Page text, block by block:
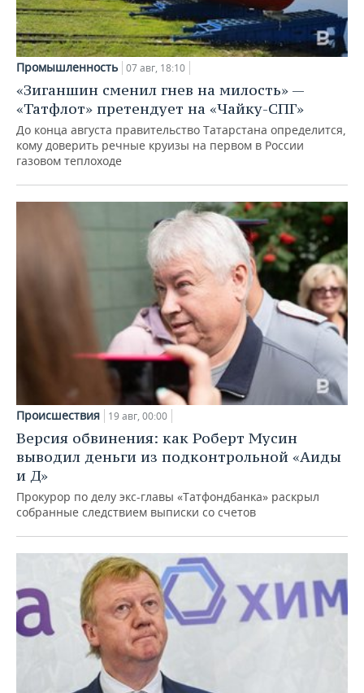
Промышленность 07 авг, 18:10
«Зиганшин сменил гнев на милость» —
«Татфлот» претендует на «Чайку-СПГ»
До конца августа правительство Татарстана определится,
кому доверить речные круизы на первом в России
газовом теплоходе
Происшествия 19 авг, 00:00
Версия обвинения: как Роберт Мусин
выводил деньги из подконтрольной «Аиды
и Д»
Прокурор по делу экс-главы «Татфондбанка» раскрыл
собранные следствием выписки со счетов